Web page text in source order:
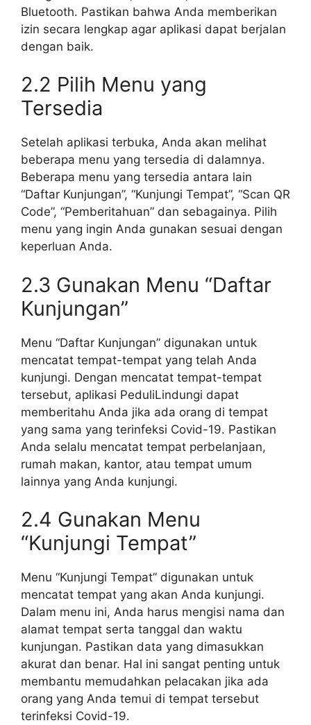
Bluetooth. Pastikan bahwa Anda memberikan
izin secara lengkap agar aplikasi dapat berjalan
dengan baik.
2.2 Pilih Menu yang
Tersedia
Setelah aplikasi terbuka, Anda akan melihat
beberapa menu yang tersedia di dalamnya.
Beberapa menu yang tersedia antara lain
“Daftar Kunjungan”, “Kunjungi Tempat”, “Scan QR
Code”, “Pemberitahuan” dan sebagainya. Pilih
menu yang ingin Anda gunakan sesuai dengan
keperluan Anda.
2.3 Gunakan Menu “Daftar
Kunjungan”
Menu “Daftar Kunjungan” digunakan untuk
mencatat tempat-tempat yang telah Anda
kunjungi. Dengan mencatat tempat-tempat
tersebut, aplikasi PeduliLindungi dapat
memberitahu Anda jika ada orang di tempat
yang sama yang terinfeksi Covid-19. Pastikan
Anda selalu mencatat tempat perbelanjaan,
rumah makan, kantor, atau tempat umum
lainnya yang Anda kunjungi.
2.4 Gunakan Menu
“Kunjungi Tempat”
Menu “Kunjungi Tempat” digunakan untuk
mencatat tempat yang akan Anda kunjungi.
Dalam menu ini, Anda harus mengisi nama dan
alamat tempat serta tanggal dan waktu
kunjungan. Pastikan data yang dimasukkan
akurat dan benar. Hal ini sangat penting untuk
membantu memudahkan pelacakan jika ada
orang yang Anda temui di tempat tersebut
terinfeksi Covid-19.